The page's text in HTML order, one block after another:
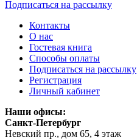
Подписаться на рассылку
Контакты
О нас
Гостевая книга
Способы оплаты
Подписаться на рассылку
Регистрация
Личный кабинет
Наши офисы:
Санкт-Петербург
Невский пр., дом 65, 4 этаж